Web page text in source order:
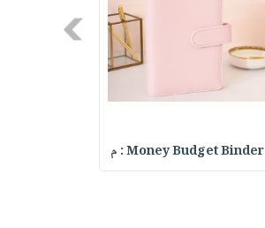
Money Budget Binder : م
Next